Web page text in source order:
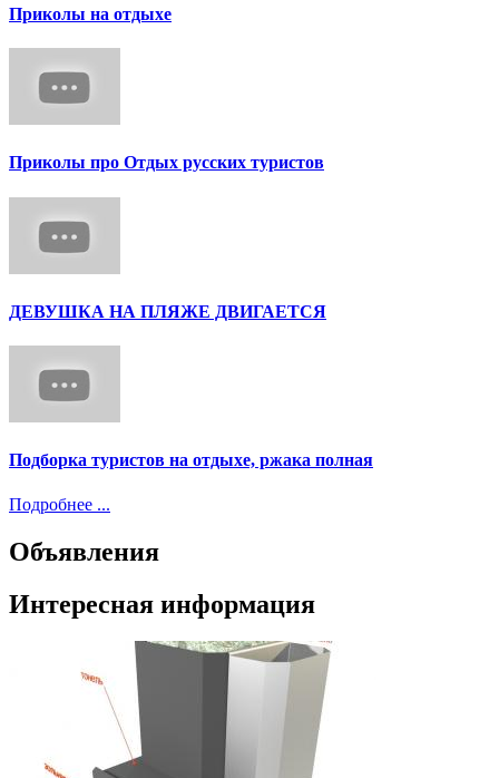
Приколы на отдыхе
Приколы про Отдых русских туристов
ДЕВУШКА НА ПЛЯЖЕ ДВИГАЕТСЯ
Подборка туристов на отдыхе, ржака полная
Подробнее ...
Объявления
Интересная информация